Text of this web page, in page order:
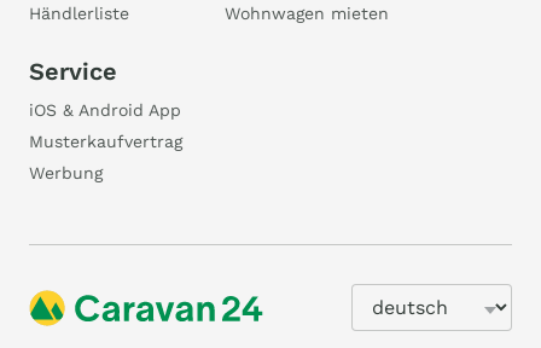
Händlerliste
Wohnwagen mieten
Service
iOS & Android App
Musterkaufvertrag
Werbung